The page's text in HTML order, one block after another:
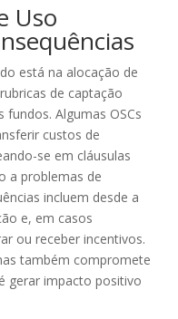
Uso
está na alocação de
de captação
Algumas OSCs
custos de
se em cláusulas
a problemas de
incluem desde a
e, em casos
ou receber incentivos.
também compromete
gerar impacto positivo